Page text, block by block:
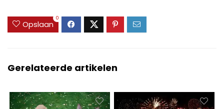
Opslaan
0
Gerelateerde artikelen